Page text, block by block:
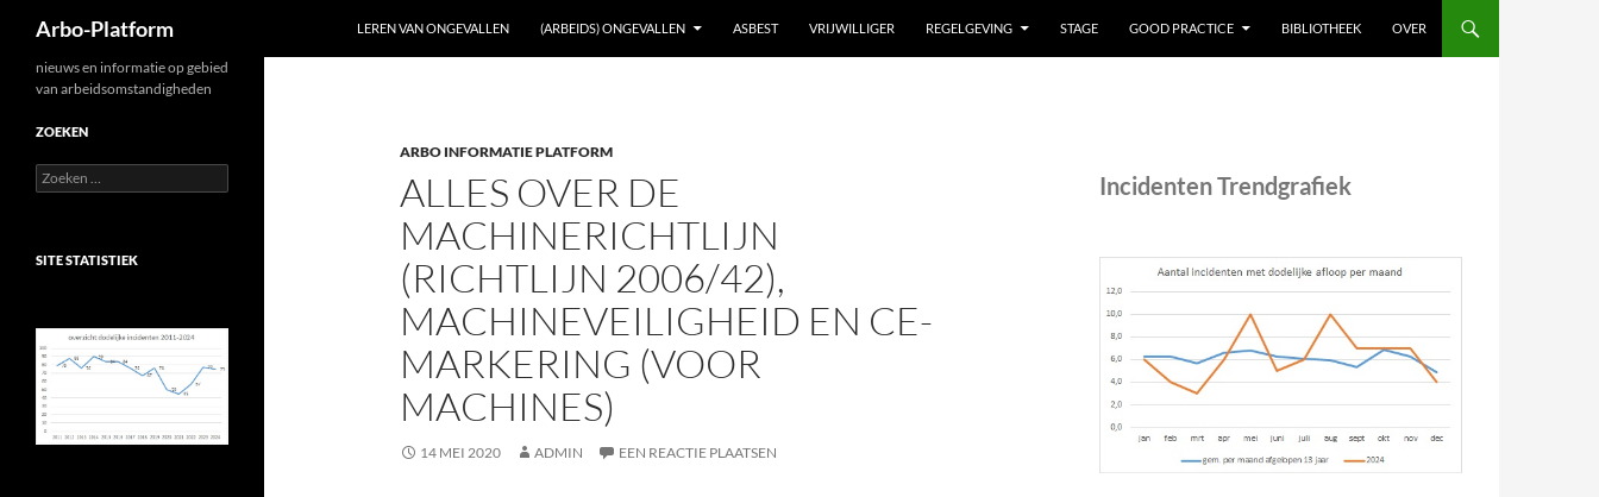
Arbo-Platform LEREN VAN ONGEVALLEN (ARBEIDS) ONGEVALLEN ASBEST VRIJWILLIGER REGELGEVING STAGE GOOD PRACTICE BIBLIOTHEEK OVER
ARBO INFORMATIE PLATFORM
ALLES OVER DE
MACHINERICHTLIJN
(RICHTLIJN 2006/42),
MACHINEVEILIGHEID EN CE-
MARKERING (VOOR
MACHINES)
14 MEI 2020 ADMIN EEN REACTIE PLAATSEN
Incidenten Trendgrafiek
nieuws en informatie op gebied
van arbeidsomstandigheden
ZOEKEN
Zoeken
naar:
SITE STATISTIEK